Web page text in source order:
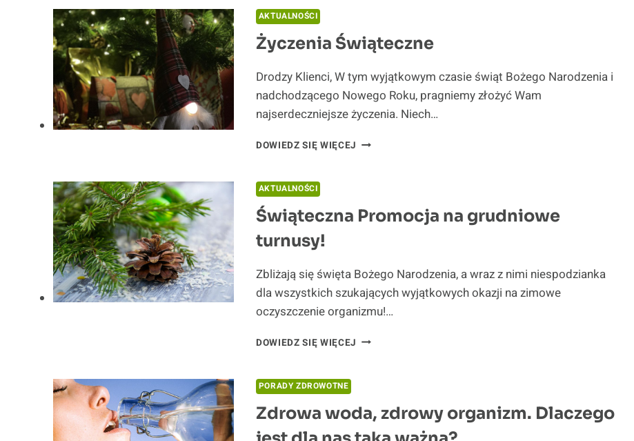
AKTUALNOŚCI
Życzenia Świąteczne
Drodzy Klienci, W tym wyjątkowym czasie świąt Bożego Narodzenia i
nadchodzącego Nowego Roku, pragniemy złożyć Wam
najserdeczniejsze życzenia. Niech…
DOWIEDZ SIĘ WIĘCEJ ŻYCZENIA
AKTUALNOŚCI
Świąteczna Promocja na grudniowe
turnusy!
Zbliżają się święta Bożego Narodzenia, a wraz z nimi niespodzianka
dla wszystkich szukających wyjątkowych okazji na zimowe
oczyszczenie organizmu!…
DOWIEDZ SIĘ WIĘCEJ ŚWIĄTECZNA
PORADY ZDROWOTNE
Zdrowa woda, zdrowy organizm. Dlaczego